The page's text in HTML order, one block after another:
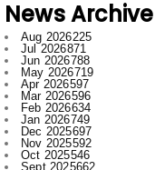
Jun 2026
788
May 2026719
Apr 2026597
Mar 2026596
Feb 2026634
Jan 2026749
Dec 2025697
Nov 2025592
Oct 2025546
Sept 2025662
Aug 2025669
Jul 2025776
Jun 2025958
May 2025996